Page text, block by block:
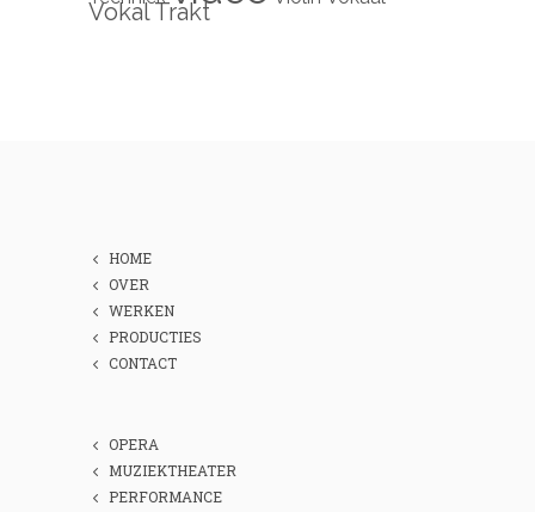
Vokal Trakt
HOME
OVER
WERKEN
PRODUCTIES
CONTACT
OPERA
MUZIEKTHEATER
PERFORMANCE